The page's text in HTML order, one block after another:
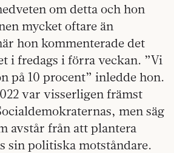
om detta och hon
mycket oftare än
hon kommenterade det
i fredags i förra veckan. ”Vi
på 10 procent” inledde hon.
var visserligen främst
men säg
avstår från att plantera
sin politiska motståndare.